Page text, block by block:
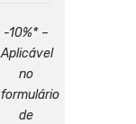
-10%* –
Aplicável
no
formulário
de